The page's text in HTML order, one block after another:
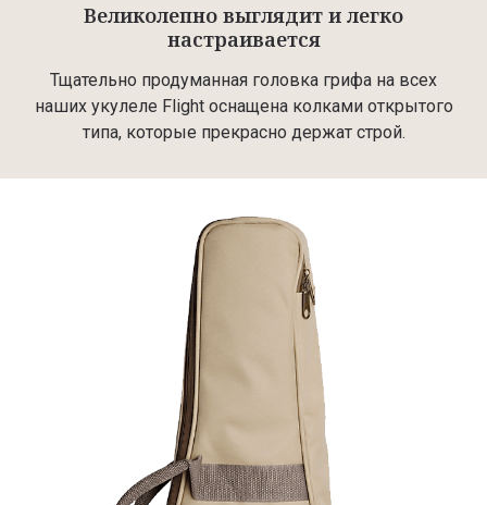
Великолепно выглядит и легко
настраивается
Тщательно продуманная головка грифа на всех
наших укулеле Flight оснащена колками открытого
типа, которые прекрасно держат строй.